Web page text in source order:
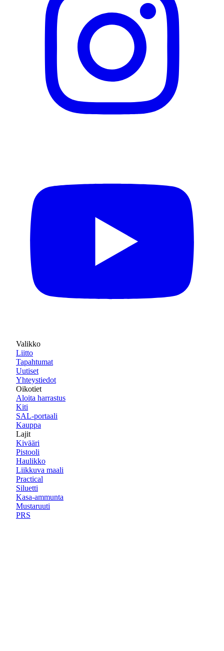
Valikko
Liitto
Tapahtumat
Uutiset
Yhteystiedot
Oikotiet
Aloita harrastus
Kiti
SAL-portaali
Kauppa
Lajit
Kivääri
Pistooli
Haulikko
Liikkuva maali
Practical
Siluetti
Kasa-ammunta
Mustaruuti
PRS